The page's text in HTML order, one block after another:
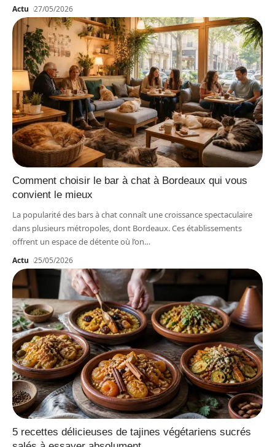
Actu 27/05/2026
Comment choisir le bar à chat à Bordeaux qui vous
convient le mieux
La popularité des bars à chat connaît une croissance spectaculaire
dans plusieurs métropoles, dont Bordeaux. Ces établissements
offrent un espace de détente où l’on…
Actu 25/05/2026
5 recettes délicieuses de tajines végétariens sucrés